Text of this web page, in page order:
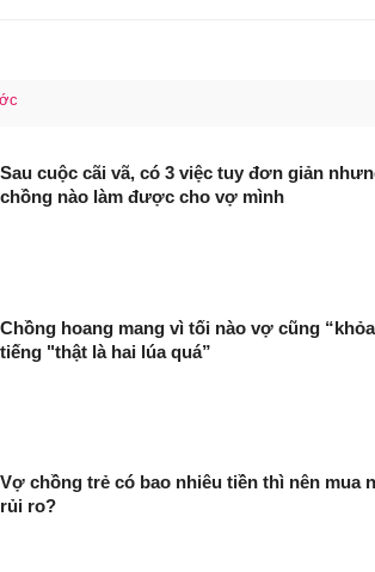
Sau cuộc cãi vã, có 3 việc tuy đơn giản
chồng nào làm được cho vợ mình
Chồng hoang mang vì tối nào vợ cũng
tiếng "thật là hai lúa quá”
Vợ chồng trẻ có bao nhiêu tiền thì nên mua
rủi ro?